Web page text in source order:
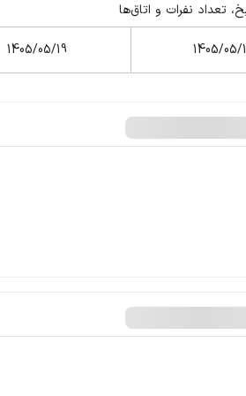
تعداد نفرات و اتاق‌ها